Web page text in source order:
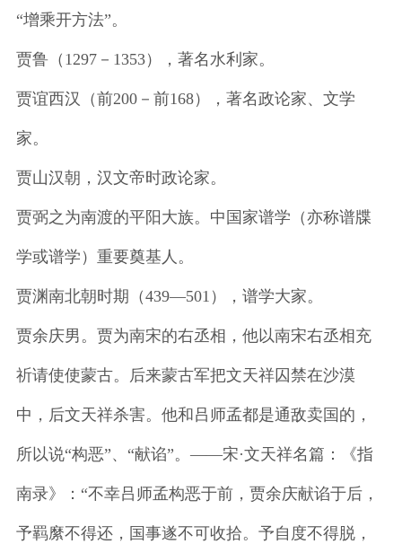
“增乘开方法”。
贾鲁（1297－1353），著名水利家。
贾谊西汉（前200－前168），著名政论家、文学
家。
贾山汉朝，汉文帝时政论家。
贾弼之为南渡的平阳大族。中国家谱学（亦称谱牒
学或谱学）重要奠基人。
贾渊南北朝时期（439—501），谱学大家。
贾余庆男。贾为南宋的右丞相，他以南宋右丞相充
祈请使使蒙古。后来蒙古军把文天祥囚禁在沙漠
中，后文天祥杀害。他和吕师孟都是通敌卖国的，
所以说“构恶”、“献谄”。——宋·文天祥名篇：《指
南录》：“不幸吕师孟构恶于前，贾余庆献谄于后，
予羁縻不得还，国事遂不可收拾。予自度不得脱，